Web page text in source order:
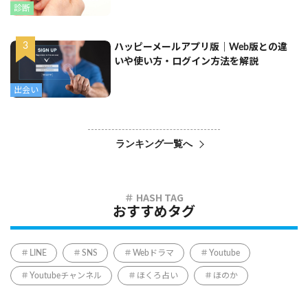
診断
出会い
ハッピーメールアプリ版｜Web版との違
いや使い方・ログイン方法を解説
ランキング一覧へ
おすすめタグ
LINE SNS Webドラマ Youtube
Youtubeチャンネル ほくろ占い ほのか